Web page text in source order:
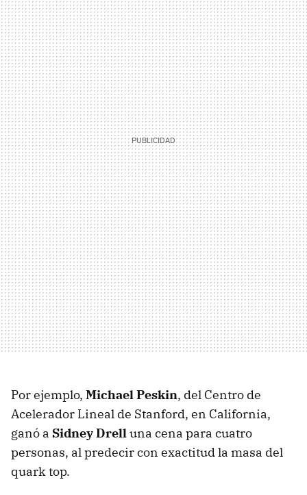
Por ejemplo, Michael Peskin, del Centro de
Acelerador Lineal de Stanford, en California,
ganó a Sidney Drelluna cena para cuatro
personas, al predecir con exactitud la masa del
quark top.